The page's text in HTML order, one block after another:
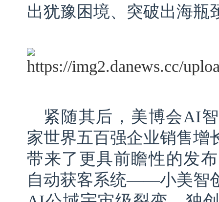
出犹豫困境、突破出海瓶
紧随其后，美博会AI
家世界五百强企业销售增
带来了更具前瞻性的发
自动获客系统——小美智